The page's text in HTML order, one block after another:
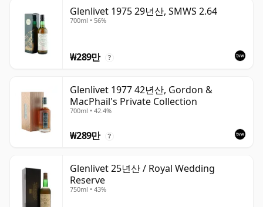
Glenlivet 1975 29년산, SMWS 2.64
700ml • 56%
₩289만 ?
Glenlivet 1977 42년산, Gordon &
MacPhail's Private Collection
700ml • 42.4%
₩289만 ?
Glenlivet 25년산 / Royal Wedding
Reserve
750ml • 43%